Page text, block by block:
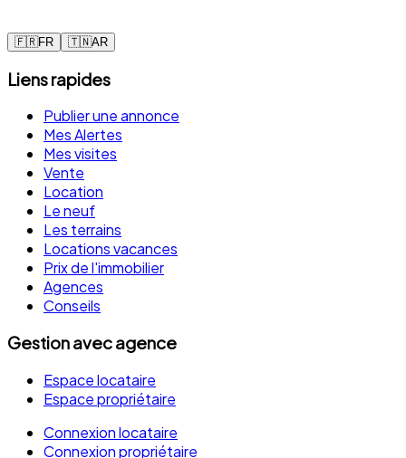
🇫🇷FR 🇹🇳AR
Liens rapides
Publier une annonce
Mes Alertes
Mes visites
Vente
Location
Le neuf
Les terrains
Locations vacances
Prix de l'immobilier
Agences
Conseils
Gestion avec agence
Espace locataire
Espace propriétaire
Connexion locataire
Connexion propriétaire